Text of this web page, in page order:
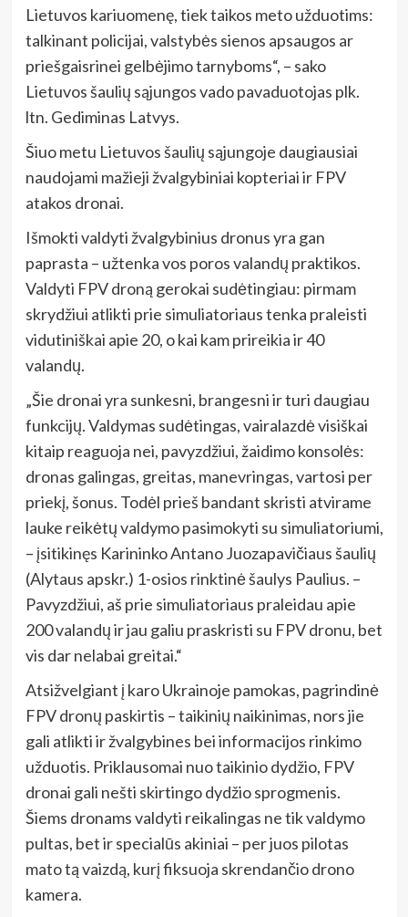
Lietuvos kariuomenę, tiek taikos meto užduotims:
talkinant policijai, valstybės sienos apsaugos ar
priešgaisrinei gelbėjimo tarnyboms“, – sako
Lietuvos šaulių sąjungos vado pavaduotojas plk.
ltn. Gediminas Latvys.
Šiuo metu Lietuvos šaulių sąjungoje daugiausiai
naudojami mažieji žvalgybiniai kopteriai ir FPV
atakos dronai.
Išmokti valdyti žvalgybinius dronus yra gan
paprasta – užtenka vos poros valandų praktikos.
Valdyti FPV droną gerokai sudėtingiau: pirmam
skrydžiui atlikti prie simuliatoriaus tenka praleisti
vidutiniškai apie 20, o kai kam prireikia ir 40
valandų.
„Šie dronai yra sunkesni, brangesni ir turi daugiau
funkcijų. Valdymas sudėtingas, vairalazdė visiškai
kitaip reaguoja nei, pavyzdžiui, žaidimo konsolės:
dronas galingas, greitas, manevringas, vartosi per
priekį, šonus. Todėl prieš bandant skristi atvirame
lauke reikėtų valdymo pasimokyti su simuliatoriumi,
– įsitikinęs Karininko Antano Juozapavičiaus šaulių
(Alytaus apskr.) 1-osios rinktinė šaulys Paulius. –
Pavyzdžiui, aš prie simuliatoriaus praleidau apie
200 valandų ir jau galiu praskristi su FPV dronu, bet
vis dar nelabai greitai.“
Atsižvelgiant į karo Ukrainoje pamokas, pagrindinė
FPV dronų paskirtis – taikinių naikinimas, nors jie
gali atlikti ir žvalgybines bei informacijos rinkimo
užduotis. Priklausomai nuo taikinio dydžio, FPV
dronai gali nešti skirtingo dydžio sprogmenis.
Šiems dronams valdyti reikalingas ne tik valdymo
pultas, bet ir specialūs akiniai – per juos pilotas
mato tą vaizdą, kurį fiksuoja skrendančio drono
kamera.